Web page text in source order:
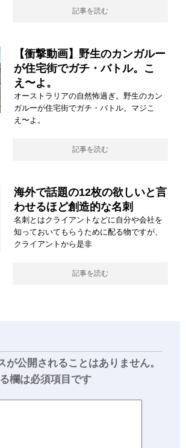
記事を読む
【衝撃動画】野生のカンガルー
が住宅街でガチ・バトル。こ
え〜よ。
オーストラリアの自然怖過ぎ。野生のカン
ガルーが住宅街でガチ・バトル。マジこ
え〜よ。
記事を読む
海外で話題の12枚の欲しいと言
わせるほど創造的な名刺
名刺とはクライアントなどに自分や会社を
知っておいてもらうために配る物ですが、
クライアントから是非
記事を読む
が公開されることはありません。
欄は必須項目です